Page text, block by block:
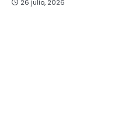
26 julio, 2026